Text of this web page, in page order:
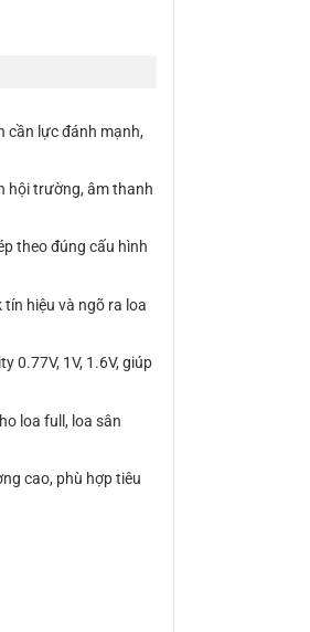
cần lực đánh mạnh,
hội trường, âm thanh
theo đúng cấu hình
hiệu và ngõ ra loa
0.77V, 1V, 1.6V, giúp
loa full, loa sân
cao, phù hợp tiêu